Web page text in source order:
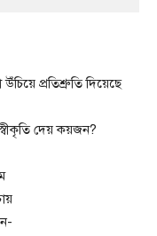
প্রতিশ্রুতি দিয়েছে
দেয় কয়জন?